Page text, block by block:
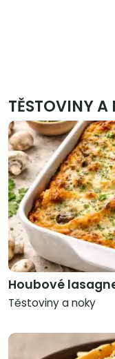
TĚSTOVINY A
Houbové
Těstoviny a noky